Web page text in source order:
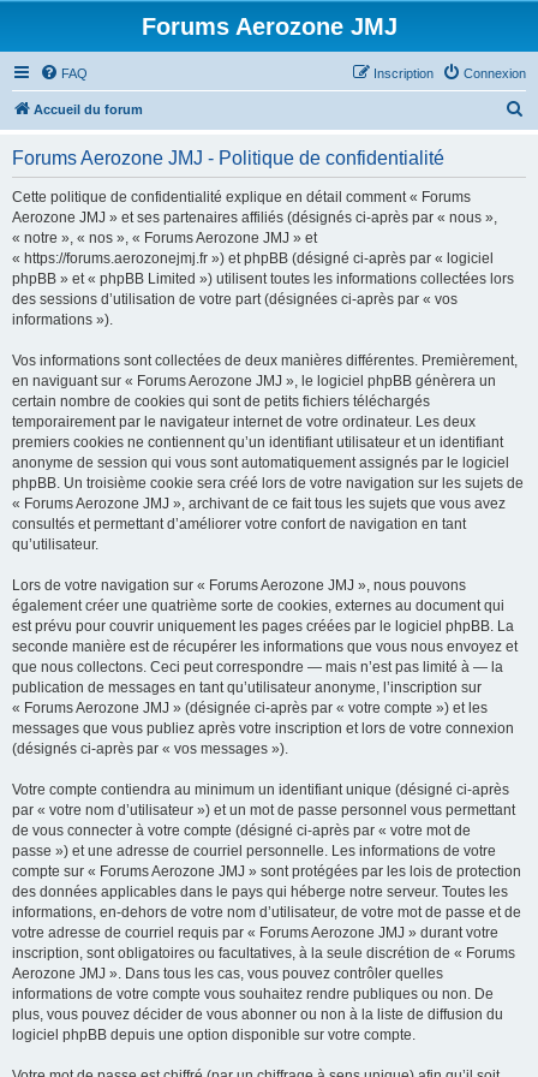
Forums Aerozone JMJ
FAQ Connexion
Inscription
Accueil du forum
Forums Aerozone JMJ - Politique de confidentialité
Cette politique de confidentialité explique en détail comment « Forums
Aerozone JMJ » et ses partenaires affiliés (désignés ci-après par « nous »,
« notre », « nos », « Forums Aerozone JMJ » et
« https://forums.aerozonejmj.fr ») et phpBB (désigné ci-après par « logiciel
phpBB » et « phpBB Limited ») utilisent toutes les informations collectées lors
des sessions d’utilisation de votre part (désignées ci-après par « vos
informations »).
Vos informations sont collectées de deux manières différentes. Premièrement,
en naviguant sur « Forums Aerozone JMJ », le logiciel phpBB génèrera un
certain nombre de cookies qui sont de petits fichiers téléchargés
temporairement par le navigateur internet de votre ordinateur. Les deux
premiers cookies ne contiennent qu’un identifiant utilisateur et un identifiant
anonyme de session qui vous sont automatiquement assignés par le logiciel
phpBB. Un troisième cookie sera créé lors de votre navigation sur les sujets de
« Forums Aerozone JMJ », archivant de ce fait tous les sujets que vous avez
consultés et permettant d’améliorer votre confort de navigation en tant
qu’utilisateur.
Lors de votre navigation sur « Forums Aerozone JMJ », nous pouvons
également créer une quatrième sorte de cookies, externes au document qui
est prévu pour couvrir uniquement les pages créées par le logiciel phpBB. La
seconde manière est de récupérer les informations que vous nous envoyez et
que nous collectons. Ceci peut correspondre — mais n’est pas limité à — la
publication de messages en tant qu’utilisateur anonyme, l’inscription sur
« Forums Aerozone JMJ » (désignée ci-après par « votre compte ») et les
messages que vous publiez après votre inscription et lors de votre connexion
(désignés ci-après par « vos messages »).
Votre compte contiendra au minimum un identifiant unique (désigné ci-après
par « votre nom d’utilisateur ») et un mot de passe personnel vous permettant
de vous connecter à votre compte (désigné ci-après par « votre mot de
passe ») et une adresse de courriel personnelle. Les informations de votre
compte sur « Forums Aerozone JMJ » sont protégées par les lois de protection
des données applicables dans le pays qui héberge notre serveur. Toutes les
informations, en-dehors de votre nom d’utilisateur, de votre mot de passe et de
votre adresse de courriel requis par « Forums Aerozone JMJ » durant votre
inscription, sont obligatoires ou facultatives, à la seule discrétion de « Forums
Aerozone JMJ ». Dans tous les cas, vous pouvez contrôler quelles
informations de votre compte vous souhaitez rendre publiques ou non. De
plus, vous pouvez décider de vous abonner ou non à la liste de diffusion du
logiciel phpBB depuis une option disponible sur votre compte.